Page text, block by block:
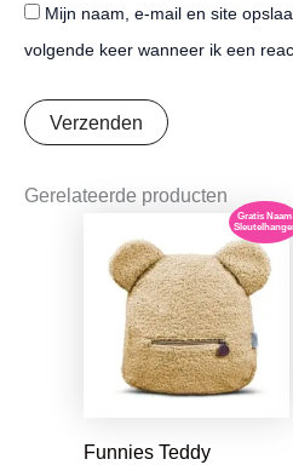
Mijn naam, e-mail en site
volgende keer wanneer ik een
Gerelateerde producten
Gratis Naam
Funnies Teddy